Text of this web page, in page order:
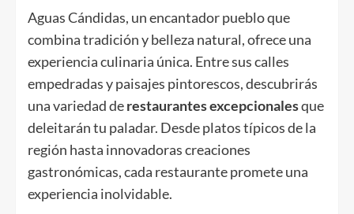
Aguas Cándidas, un encantador pueblo que
combina tradición y belleza natural, ofrece una
experiencia culinaria única. Entre sus calles
empedradas y paisajes pintorescos, descubrirás
una variedad derestaurantes excepcionalesque
deleitarán tu paladar. Desde platos típicos de la
región hasta innovadoras creaciones
gastronómicas, cada restaurante promete una
experiencia inolvidable.